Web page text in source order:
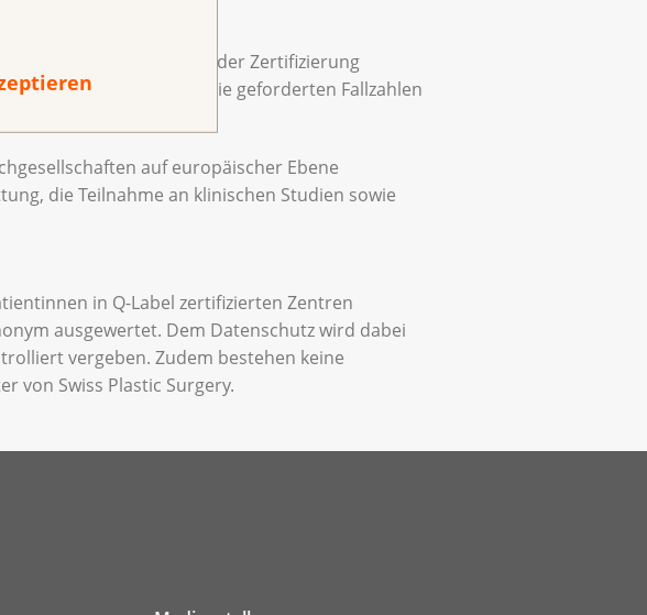
(bzw. 3 Jahre nach der Zertifizierung
Fachvertreter müssen die geforderten Fallzahlen
auf europäischer Ebene
die Teilnahme an klinischen Studien sowie
in Q-Label zertifizierten Zentren
ausgewertet. Dem Datenschutz wird dabei
vergeben. Zudem bestehen keine
von Swiss Plastic Surgery.